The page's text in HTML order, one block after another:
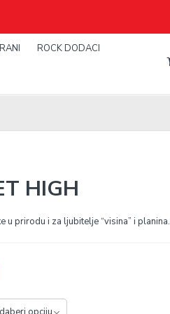
ROCK DODACI
HIGH
u prirodu i za ljubitelje “visina” i planina.